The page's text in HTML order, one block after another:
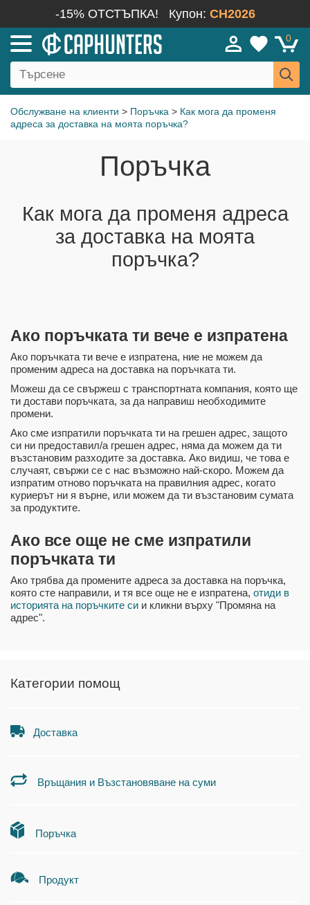
-15% ОТСТЪПКА! Купон: CH2026
0
Обслужване на клиенти > Поръчка > Как мога да променя
адреса за доставка на моята поръчка?
Поръчка
Как мога да променя адреса
за доставка на моята
поръчка?
Ако поръчката ти вече е изпратена
Ако поръчката ти вече е изпратена, ние не можем да
променим адреса на доставка на поръчката ти.
Можеш да се свържеш с транспортната компания, която ще
ти достави поръчката, за да направиш необходимите
промени.
Ако сме изпратили поръчката ти на грешен адрес, защото
си ни предоставил/а грешен адрес, няма да можем да ти
възстановим разходите за доставка. Ако видиш, че това е
случаят, свържи се с нас възможно най-скоро. Можем да
изпратим отново поръчката на правилния адрес, когато
куриерът ни я върне, или можем да ти възстановим сумата
за продуктите.
Ако все още не сме изпратили
поръчката ти
Ако трябва да промените адреса за доставка на поръчка,
която сте направили, и тя все още не е изпратена, отиди в
историята на поръчките си и кликни върху "Промяна на
адрес".
Категории помощ
Доставка
Връщания и Възстановяване на суми
Поръчка
Продукт